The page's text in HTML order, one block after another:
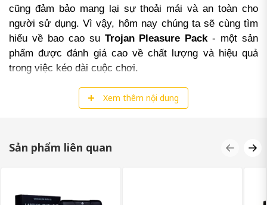
cũng đảm bảo mang lại sự thoải mái và an toàn cho
người sử dụng. Vì vậy, hôm nay chúng ta sẽ cùng tìm
hiểu về bao cao su Trojan Pleasure Pack - một sản
phẩm được đánh giá cao về chất lượng và hiệu quả
trong việc kéo dài cuộc chơi.
GIỚI THIỆU VỀ BAO CAO SU TROJAN
thương hiệu bao cao su hàng đầu tại Mỹ. Sản phẩm này
Xem thêm nội dung
Sản phẩm liên quan